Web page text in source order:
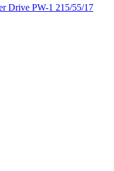
Drive PW-1 215/55/17